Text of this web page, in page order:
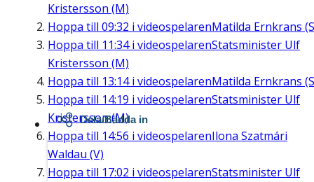
Kristersson (M)
Hoppa till 09:32 i videospelarenMatilda Ernkrans
Hoppa till 11:34i videospelarenStatsminister Ulf
Kristersson (M)
Hoppa till 13:14i videospelarenMatilda Ernkrans
Hoppa till 14:19 i videospelarenStatsminister Ulf
Kristersson (M)
Hoppa till 14:56 i videospelarenIlona Szatmári
Waldau (V)
Hoppa till 17:02 i videospelarenStatsminister Ulf
Dela/Bädda in